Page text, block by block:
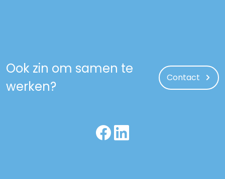
Ook zin om samen te
werken?
Contact